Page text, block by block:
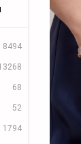
8494
68
52
1794